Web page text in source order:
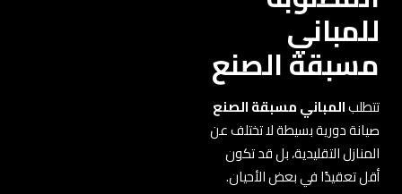
للمباني
مسبقة الصنع
تتطلبالمباني مسبقة الصنع
صيانة دورية بسيطة لا تختلف عن
المنازل التقليدية، بل قد تكون
أقل تعقيدًا في بعض الأحيان.